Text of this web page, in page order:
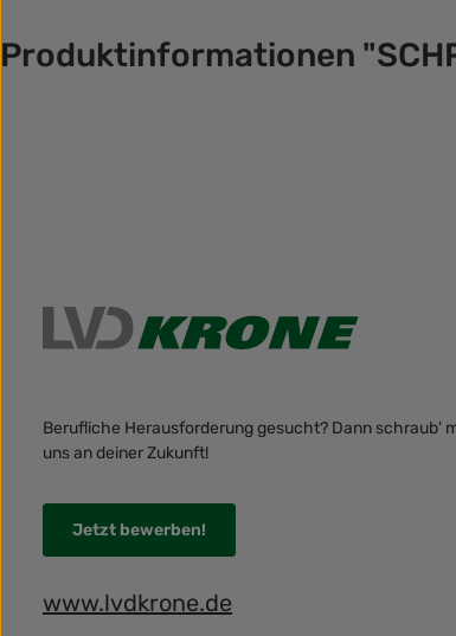
Produktinformationen
Berufliche Herausforderung gesucht? Dann schraub'
uns an deiner Zukunft!
Jetzt bewerben!
www.lvdkrone.de